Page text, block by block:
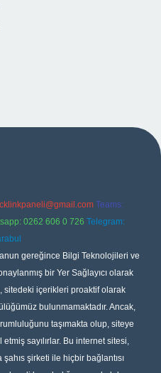
Teams:
0262 606 0 726 Telegram:
gereğince Bilgi Teknolojileri ve
bir Yer Sağlayıcı olarak
sitedeki içerikleri proaktif olarak
bulunmamaktadır. Ancak,
taşımakta olup, siteye
sayılırlar. Bu internet sitesi,
şirketi ile hiçbir bağlantısı